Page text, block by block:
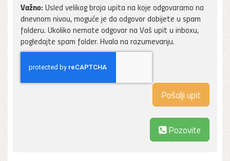
Važno: Usled velikog broja upita na koje odgovaramo na
dnevnom nivou, moguće je da odgovor dobijete u spam
folderu. Ukoliko nemate odgovor na Vaš upit u inboxu,
pogledajte spam folder. Hvala na razumevanju.
Pozovite